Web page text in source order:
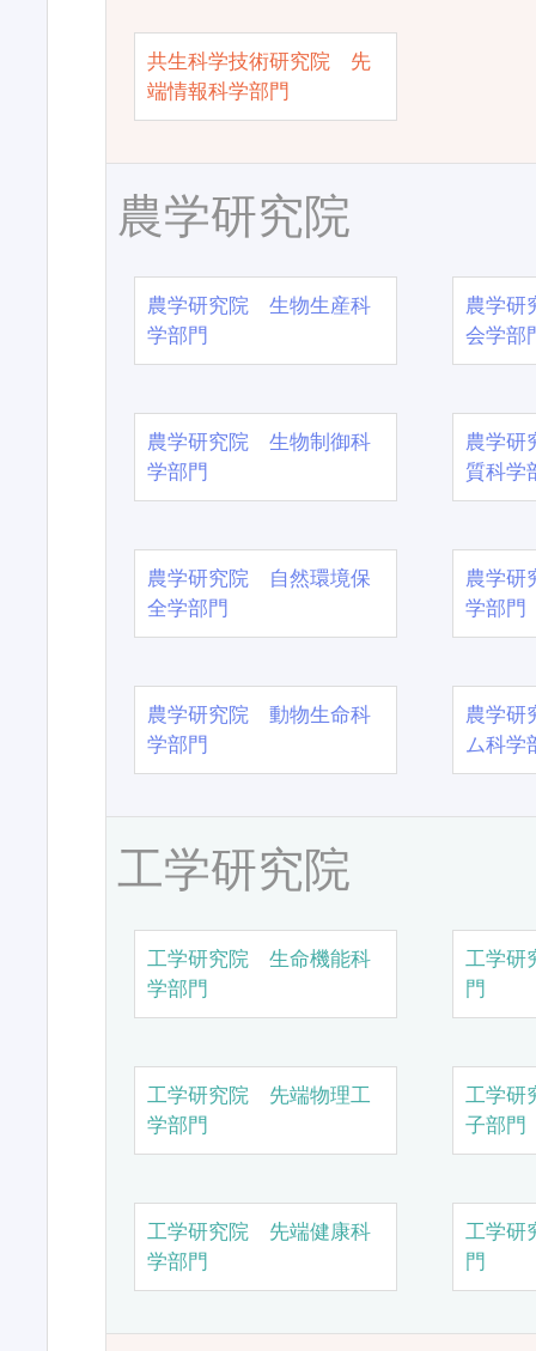
共生科学技術研究院 先
端情報科学部門
農学研究院
農学研究院 生物生産科
学部門
農学
会学部
農学研究院 生物制御科
学部門
農学
質科学
農学研究院 自然環境保
全学部門
農学
学部門
農学研究院 動物生命科
学部門
農学
ム科学
工学研究院
工学研究院 生命機能科
学部門
工学研
門
工学研究院 先端物理工
学部門
工学研
子部門
工学研究院 先端健康科
学部門
工学研
門